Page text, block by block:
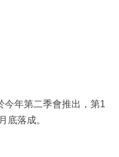
今年第二季會推出，第1
底落成。